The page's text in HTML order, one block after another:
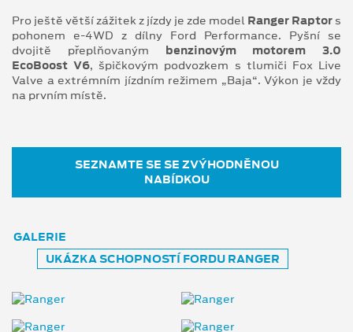
Pro ještě větší zážitek z jízdy je zde model Ranger Raptor s
pohonem e-4WD z dílny Ford Performance. Pyšní se
dvojitě přeplňovaným benzinovým motorem 3.0
EcoBoost V6, špičkovým podvozkem s tlumiči Fox Live
Valve a extrémním jízdním režimem „Baja“. Výkon je vždy
na prvním místě.
SEZNAMTE SE SE ZVÝHODNĚNOU
NABÍDKOU
GALERIE
UKÁZKA SCHOPNOSTÍ FORDU RANGER